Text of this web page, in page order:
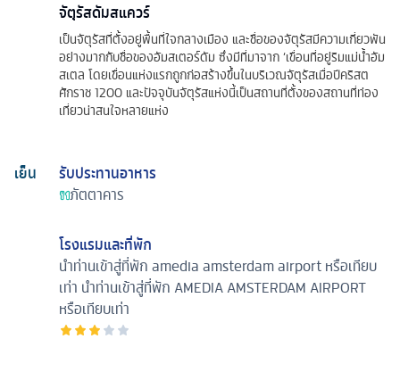
จัตุรัสดัมสแควร์
เป็นจัตุรัสที่ตั้งอยู่พื้นที่ใจกลางเมือง และชื่อของจัตุรัสมีความเกี่ยวพัน
อย่างมากกับชื่อของอัมสเตอร์ดัม ซึ่งมีที่มาจาก ‘เขื่อนที่อยู่ริมแม่น้ำอัม
สเตล โดยเขื่อนแห่งแรกถูกก่อสร้างขึ้นในบริเวณจัตุรัสเมื่อปีคริสต
ศักราช 1200 และปัจจุบันจัตุรัสแห่งนี้เป็นสถานที่ตั้งของสถานที่ท่อง
เที่ยวน่าสนใจหลายแห่ง
เย็น
รับประทานอาหาร
ภัตตาคาร
โรงแรมและที่พัก
นำท่านเข้าสู่ที่พัก amedia amsterdam airport หรือเทียบ
เท่า นำท่านเข้าสู่ที่พัก AMEDIA AMSTERDAM AIRPORT
หรือเทียบเท่า